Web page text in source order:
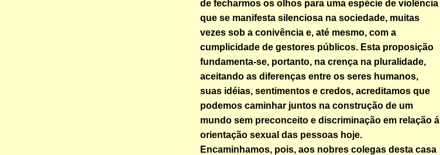
de fecharmos os olhos para uma espécie de violência
que se manifesta silenciosa na sociedade, muitas
vezes sob a conivência e, até mesmo, com a
cumplicidade de gestores públicos. Esta proposição
fundamenta-se, portanto, na crença na pluralidade,
aceitando as diferenças entre os seres humanos,
suas idéias, sentimentos e credos, acreditamos que
podemos caminhar juntos na construção de um
mundo sem preconceito e discriminação em relação á
orientação sexual das pessoas hoje.
Encaminhamos, pois, aos nobres colegas desta casa